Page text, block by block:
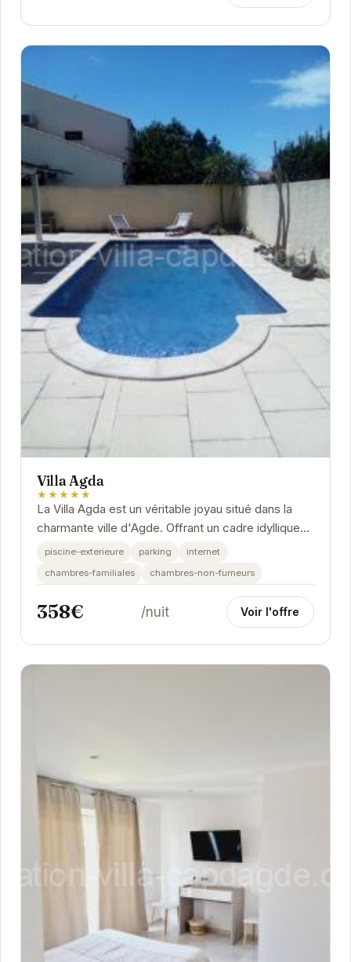
Villa Agda
★★★★★
La Villa Agda est un véritable joyau situé dans la
charmante ville d'Agde. Offrant un cadre idyllique
pour des vacances en famille ou entre amis,...
piscine-exterieure parking
internet
chambres-familiales
chambres-non-fumeurs
358€ /nuit Voir l'offre